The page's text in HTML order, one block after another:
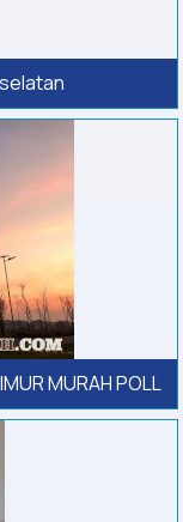
MURAH POLL